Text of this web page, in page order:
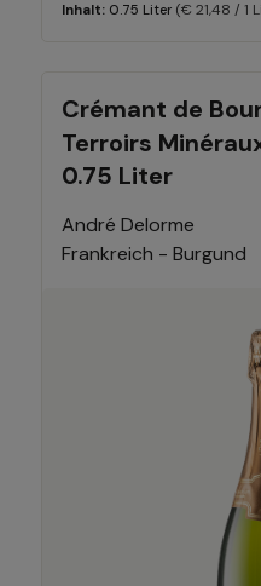
Inhalt: 0.75 Liter (€ 21,48 / 1
Crémant de
Terroirs
0.75 Liter
André Delorme
Frankreich - Burgund